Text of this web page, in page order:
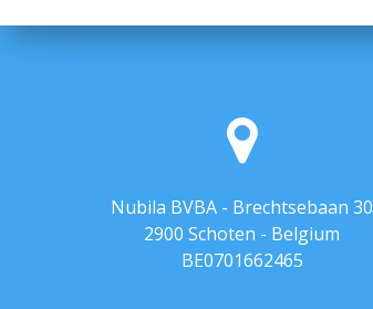
Nubila BVBA - Brechtsebaan 30
2900 Schoten - Belgium
BE0701662465